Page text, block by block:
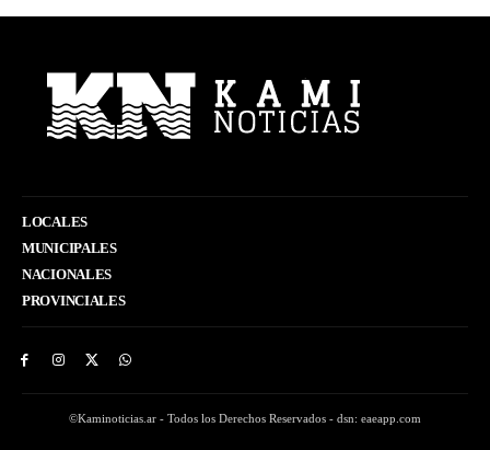
LOCALES
MUNICIPALES
NACIONALES
PROVINCIALES
©Kaminoticias.ar - Todos los Derechos Reservados - dsn: eaeapp.com